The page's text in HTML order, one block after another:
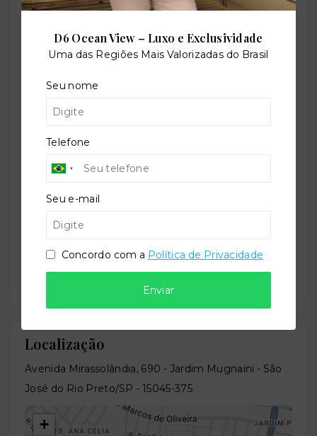
O-69095-106656
Residencial
Situação:
Previsão de entrega:
18/10/2027
Localização
Avenida Mirassolândia, 690 - Jardim Mugnaini - São
José do Rio Preto/SP - 15045-375
+
D6 Ocean View – Luxo e Exclusividade
Uma das Regiões Mais Valorizadas do Brasil
Seu nome
Telefone
Seu e-mail
Concordo com a Política de Privacidade
Enviar